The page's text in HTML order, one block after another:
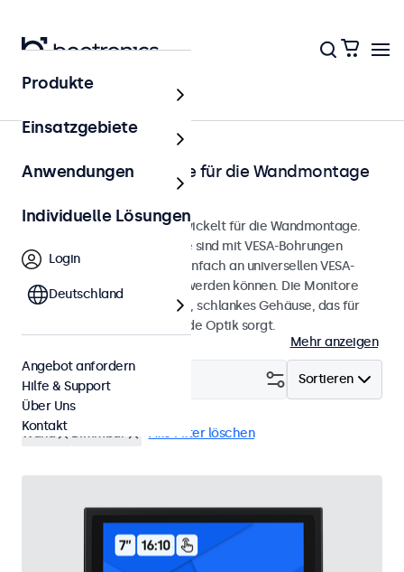
Startseite
Touchscreen-Monitore für die Wandmontage
Touchscreen-Monitore, entwickelt für die Wandmontage.
Diese Touchscreen-Monitore sind mit VESA-Bohrungen
ausgestattet, wodurch sie einfach an universellen VESA-
Wandhalterungen montiert werden können. Die Monitore
verfügen über ein schlichtes, schlankes Gehäuse, das für
eine flache und ansprechende Optik sorgt.
Mehr anzeigen
Sortieren
Filtern (21
Wand Dimmbar Alle Filter löschen
Produkte
Einsatzgebiete
Anwendungen
Individuelle Lösungen
Login
Deutschland
Angebot anfordern
Hilfe & Support
Über Uns
Kontakt